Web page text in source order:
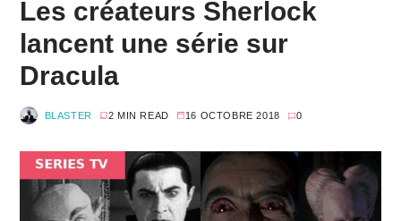
Les créateurs Sherlock
lancent une série sur
Dracula
BLASTER 2 MIN READ 16 OCTOBRE 2018 0